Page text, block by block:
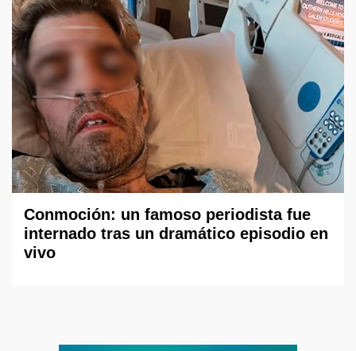
Conmoción: un famoso periodista fue
internado tras un dramático episodio en
vivo